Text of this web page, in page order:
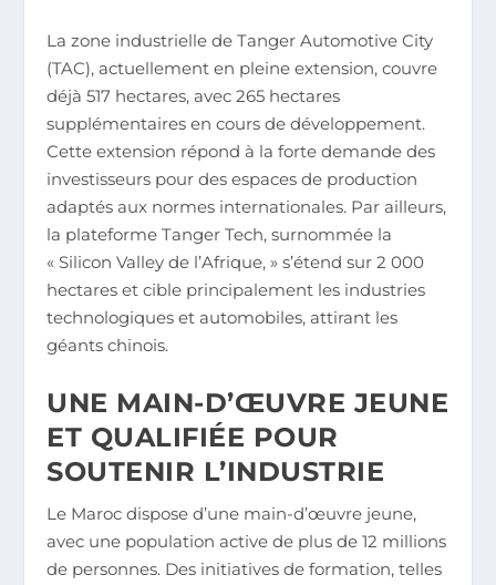
La zone industrielle de Tanger Automotive City
(TAC), actuellement en pleine extension, couvre
déjà 517 hectares, avec 265 hectares
supplémentaires en cours de développement.
Cette extension répond à la forte demande des
investisseurs pour des espaces de production
adaptés aux normes internationales. Par ailleurs,
la plateforme Tanger Tech, surnommée la
« Silicon Valley de l’Afrique, » s’étend sur 2 000
hectares et cible principalement les industries
technologiques et automobiles, attirant les
géants chinois.
UNE MAIN-D’ŒUVRE JEUNE
ET QUALIFIÉE POUR
SOUTENIR L’INDUSTRIE
Le Maroc dispose d’une main-d’œuvre jeune,
avec une population active de plus de 12 millions
de personnes. Des initiatives de formation, telles